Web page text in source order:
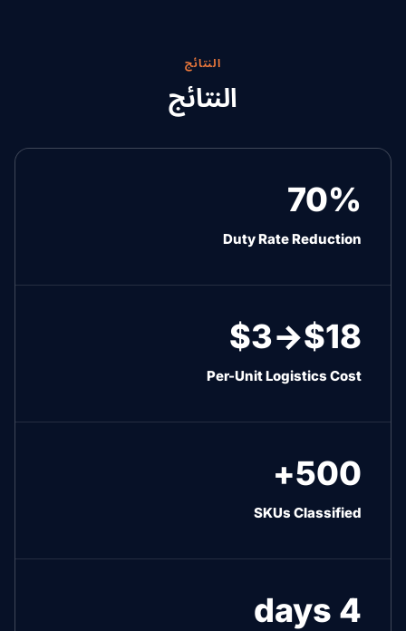
النتائج
النتائج
70%
Duty Rate Reduction
$18→$3
Per-Unit Logistics Cost
500+
SKUs Classified
4 days